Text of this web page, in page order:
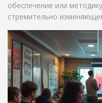
обеспечение или
стремительно